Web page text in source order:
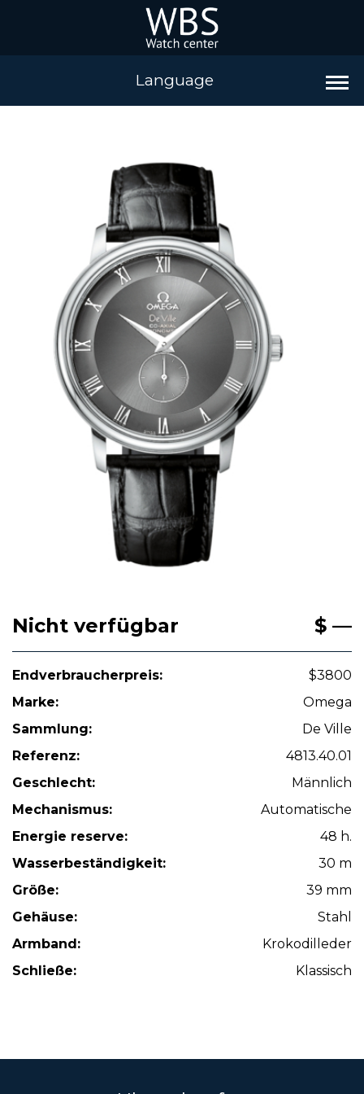
Language
Nicht verfügbar $ —
Endverbraucherpreis:
$3800
Marke:
Omega
Sammlung:
De Ville
Referenz:
4813.40.01
Geschlecht:
Männlich
Mechanismus:
Automatische
Energie reserve:
48 h.
Wasserbeständigkeit:
30 m
Größe:
39 mm
Gehäuse:
Stahl
Armband:
Krokodilleder
Schließe:
Klassisch